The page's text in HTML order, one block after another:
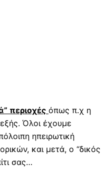
περιοχές όπως π.χ η
Όλοι έχουμε
ηπειρωτική
και μετά, ο “δικός
σας…